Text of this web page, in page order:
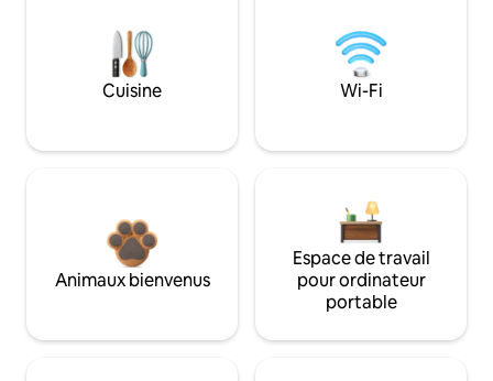
Cuisine Wi-Fi
Animaux bienvenus
Espace de travail
pour ordinateur
portable